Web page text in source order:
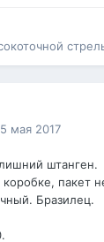
мая 2017
штанген.
пакет
Бразилец.